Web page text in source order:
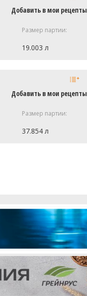
Добавить в мои рецепты
Размер партии:
19.003 л
Добавить в мои рецепты
Размер партии:
37.854 л